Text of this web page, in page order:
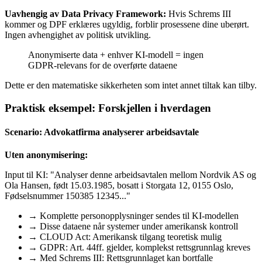
Uavhengig av Data Privacy Framework: Hvis Schrems III
kommer og DPF erklæres ugyldig, forblir prosessene dine uberørt.
Ingen avhengighet av politisk utvikling.
Anonymiserte data + enhver KI-modell = ingen
GDPR-relevans for de overførte dataene
Dette er den matematiske sikkerheten som intet annet tiltak kan tilby.
Praktisk eksempel: Forskjellen i hverdagen
Scenario: Advokatfirma analyserer arbeidsavtale
Uten anonymisering:
Input til KI: "Analyser denne arbeidsavtalen mellom Nordvik AS og
Ola Hansen, født 15.03.1985, bosatt i Storgata 12, 0155 Oslo,
Fødselsnummer 150385 12345..."
→ Komplette personopplysninger sendes til KI-modellen
→ Disse dataene når systemer under amerikansk kontroll
→ CLOUD Act: Amerikansk tilgang teoretisk mulig
→ GDPR: Art. 44ff. gjelder, komplekst rettsgrunnlag kreves
→ Med Schrems III: Rettsgrunnlaget kan bortfalle